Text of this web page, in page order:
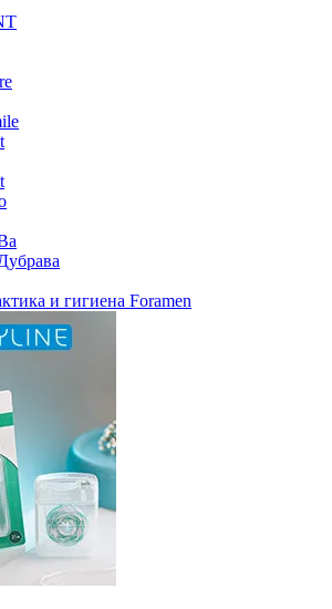
и гигиена Foramen